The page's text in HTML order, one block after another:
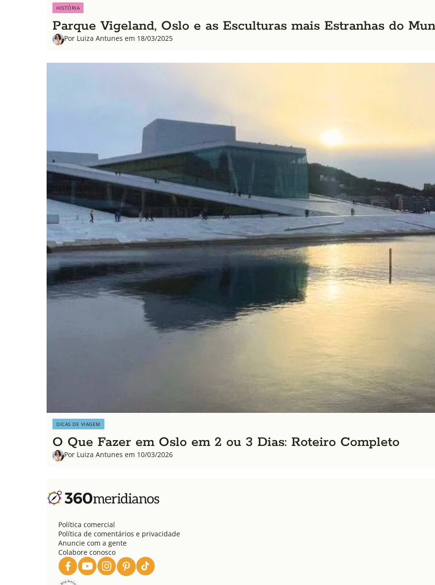
HISTÓRIA
Parque Vigeland, Oslo e as Esculturas mais Estranhas do
Por Luiza Antunes em 18/03/2025
DICAS DE VIAGEM
O Que Fazer em Oslo em 2 ou 3 Dias: Roteiro Completo
Por Luiza Antunes em 10/03/2026
Política comercial
Política de comentários e privacidade
Anuncie com a gente
Colabore conosco